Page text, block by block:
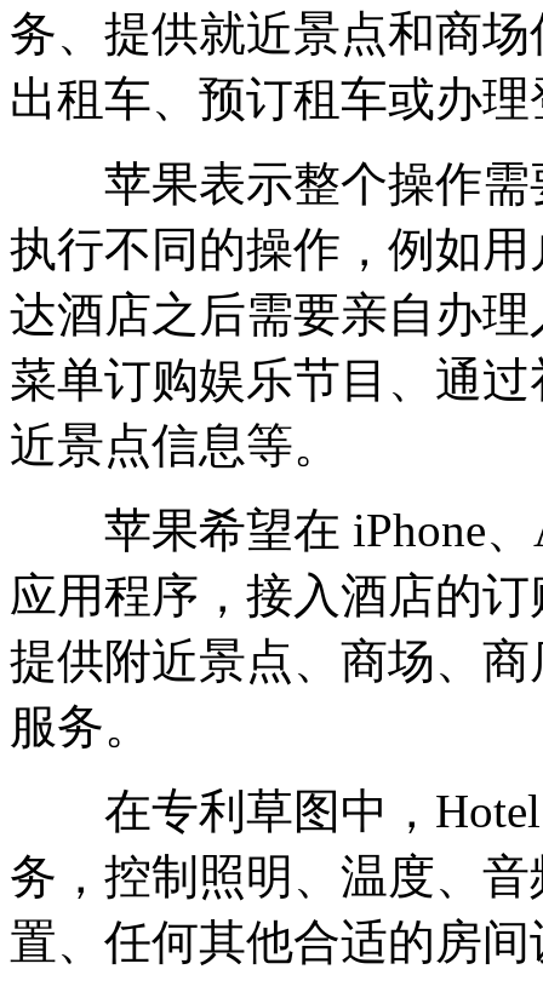
务、提供就近景点和商
出租车、预订租车或办
苹果表示整个操作需
执行不同的操作，例如
达酒店之后需要亲自办
菜单订购娱乐节目、通
近景点信息等。
苹果希望在 iPhone、
应用程序，接入酒店的
提供附近景点、商场、
服务。
在专利草图中，Hotel
务，控制照明、温度、
置、任何其他合适的房间